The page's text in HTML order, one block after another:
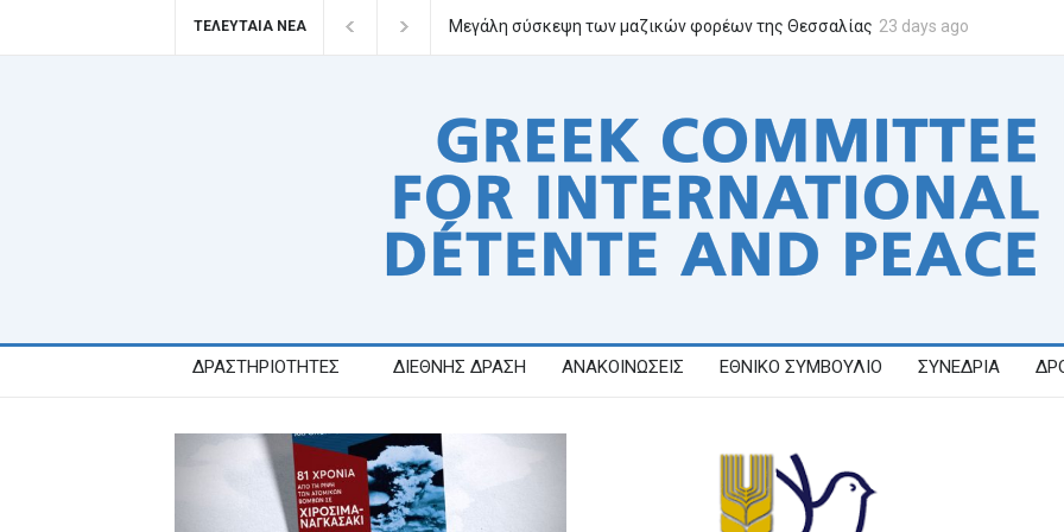
ΤΕΛΕΥΤΑΙΑ ΝΕΑ Μεγάλη σύσκεψη των μαζικών φορέων της Θεσσαλίας Επιτροπή Ειρήνης
23 days ago
ΔΡΑΣΤΗΡΙΟΤΗΤΕΣ ΔΙΕΘΝΗΣ ΔΡΑΣΗ ΑΝΑΚΟΙΝΩΣΕΙΣ ΕΘΝΙΚΟ ΣΥΜΒΟΥΛΙΟ ΣΥΝΕΔΡΙΑ